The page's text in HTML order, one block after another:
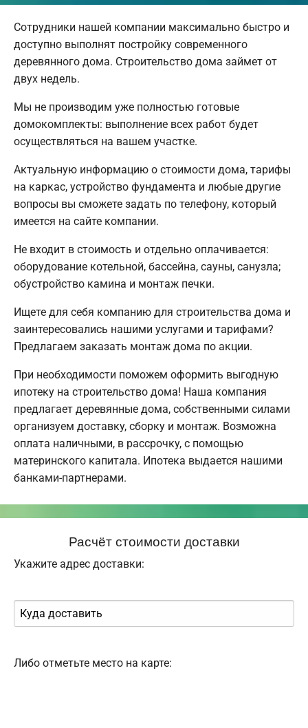
Сотрудники нашей компании максимально быстро и
доступно выполнят постройку современного
деревянного дома. Строительство дома займет от
двух недель.
Мы не производим уже полностью готовые
домокомплекты: выполнение всех работ будет
осуществляться на вашем участке.
Актуальную информацию о стоимости дома, тарифы
на каркас, устройство фундамента и любые другие
вопросы вы сможете задать по телефону, который
имеется на сайте компании.
Не входит в стоимость и отдельно оплачивается:
оборудование котельной, бассейна, сауны, санузла;
обустройство камина и монтаж печки.
Ищете для себя компанию для строительства дома и
заинтересовались нашими услугами и тарифами?
Предлагаем заказать монтаж дома по акции.
При необходимости поможем оформить выгодную
ипотеку на строительство дома! Наша компания
предлагает деревянные дома, собственными силами
организуем доставку, сборку и монтаж. Возможна
оплата наличными, в рассрочку, с помощью
материнского капитала. Ипотека выдается нашими
банками-партнерами.
Расчёт стоимости доставки
Укажите адрес доставки:
Либо отметьте место на карте: